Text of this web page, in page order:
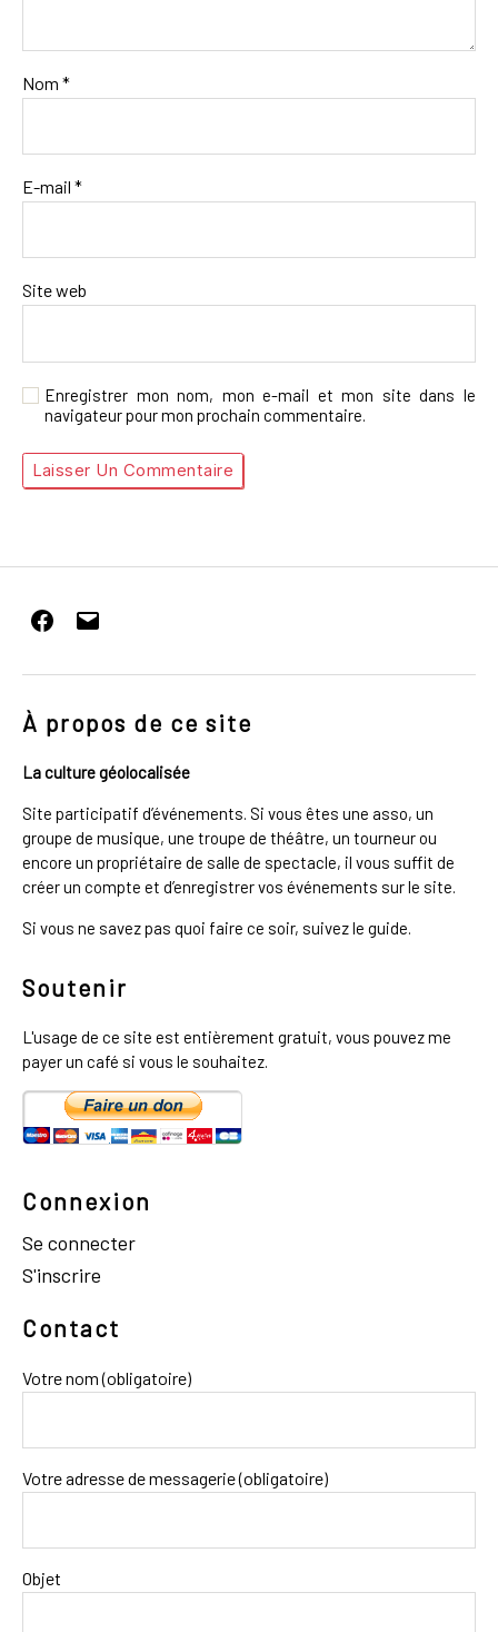
Nom *
E-mail *
Site web
Enregistrer mon nom, mon e-mail et mon site dans le
navigateur pour mon prochain commentaire.
Facebook
E-
mail
À propos de ce site
La culture géolocalisée
Site participatif d’événements. Si vous êtes une asso, un
groupe de musique, une troupe de théâtre, un tourneur ou
encore un propriétaire de salle de spectacle, il vous suffit de
créer un compte et d’enregistrer vos événements sur le site.
Si vous ne savez pas quoi faire ce soir, suivez le guide.
Soutenir
L'usage de ce site est entièrement gratuit, vous pouvez me
payer un café si vous le souhaitez.
Connexion
Se connecter
S'inscrire
Contact
Votre nom (obligatoire)
Votre adresse de messagerie (obligatoire)
Objet